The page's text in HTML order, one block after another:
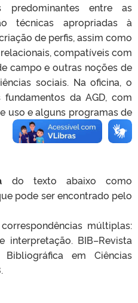
predominantes entre as
técnicas apropriadas à
de perfis, assim como
compatíveis com
campo e outras noções de
sociais. Na oficina, o
da AGD, com
uso e alguns programas de
do texto abaixo como
pode ser encontrado pelo
múltiplas:
interpretação. BIB–Revista
em Ciências